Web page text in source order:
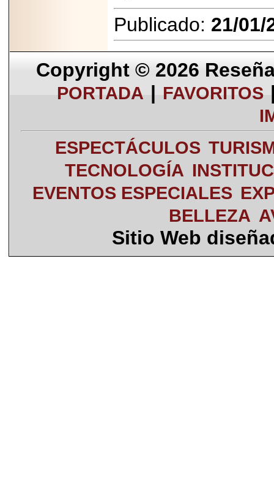
Publicado: 21/01/
Copyright © 2026
PORTADA | FAVORITOS
ESPECTÁCULOS
TECNOLOGÍA
EVENTOS ESPECIALES
BELLEZA
Sitio Web